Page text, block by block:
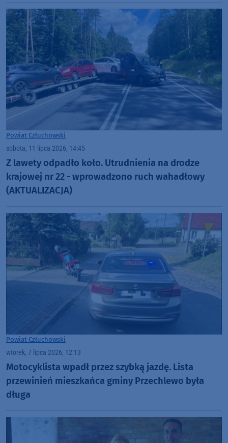
Powiat Człuchowski
sobota, 11 lipca 2026, 14:45
Z lawety odpadło koło. Utrudnienia na drodze
krajowej nr 22 - wprowadzono ruch wahadłowy
(AKTUALIZACJA)
Powiat Człuchowski
wtorek, 7 lipca 2026, 12:13
Motocyklista wpadł przez szybką jazdę. Lista
przewinień mieszkańca gminy Przechlewo była
długa